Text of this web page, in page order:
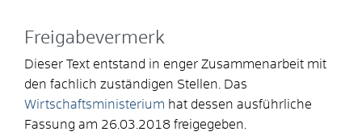
Freigabevermerk
Dieser Text entstand in enger Zusammenarbeit mit
den fachlich zuständigen Stellen. Das
Wirtschaftsministerium hat dessen ausführliche
Fassung am 26.03.2018 freigegeben.